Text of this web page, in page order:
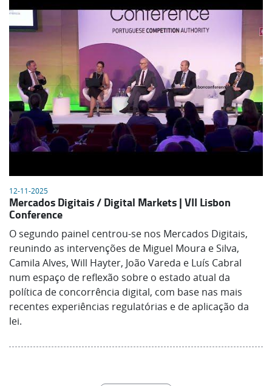
12-11-2025
Mercados Digitais / Digital Markets | VII Lisbon
Conference
O segundo painel centrou-se nos Mercados Digitais,
reunindo as intervenções de Miguel Moura e Silva,
Camila Alves, Will Hayter, João Vareda e Luís Cabral
num espaço de reflexão sobre o estado atual da
política de concorrência digital, com base nas mais
recentes experiências regulatórias e de aplicação da
lei.